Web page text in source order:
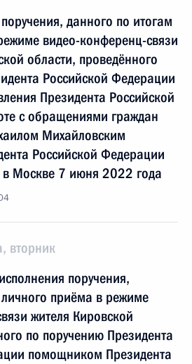
данного по итогам
видео-конференц-связи
области, проведённого
Российской Федерации
Президента Российской
с обращениями граждан
Михайловским
Российской Федерации
в Москве 7 июня 2022 года
вторник
поручения,
приёма в режиме
жителя Кировской
по поручению Президента
помощником Президента